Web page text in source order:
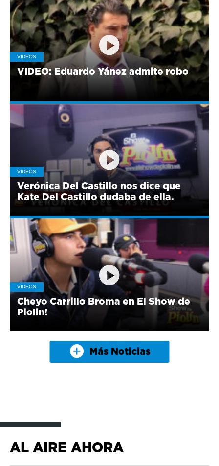
VIDEOS
VIDEO: Eduardo Yánez admite robo
VIDEOS
Verónica Del Castillo nos dice que
Kate Del Castillo dudaba de ella.
VIDEOS
Cheyo Carrillo Broma en El Show de
Piolin!
Más Noticias
AL AIRE AHORA